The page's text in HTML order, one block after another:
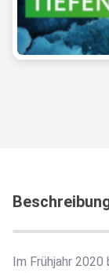
Im Frühjahr